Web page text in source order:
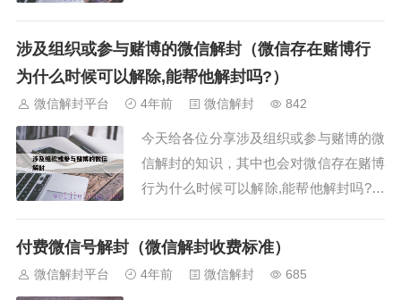
发红包功能被限制了怎么解除？2、微信
红包冻结了怎么办3、被人举报微信红包
转帐收不到怎么解封？4、...
涉及组织或参与赌博的微信解封（微信存在赌博行
为什么时候可以解除,能帮他解封吗?）
微信解封平台 4年前 微信解封 842
今天给各位分享涉及组织或参与赌博的微
信解封的知识，其中也会对微信存在赌博
行为什么时候可以解除,能帮他解封吗?进
题，别忘了关注本站（微信解封平台），
付费微信号解封（微信解封收费标准）
微信解封平台 4年前 微信解封 685